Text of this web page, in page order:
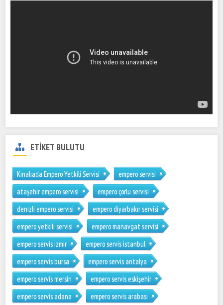
ETİKET BULUTU
Kınalıada Empero Yetkili Servisi
empero servisi
ataşehir empero servisi
empero çorlu servisi
denizli empero servisi
empero diyarbakır servisi
empero yetkili servisi
empero manavgat servisi
empero servis izmir
empero servis istanbul
empero servis bursa
empero servis antalya
empero servis mersin
empero servis eskişehir
empero servis adana
empero servis arabası